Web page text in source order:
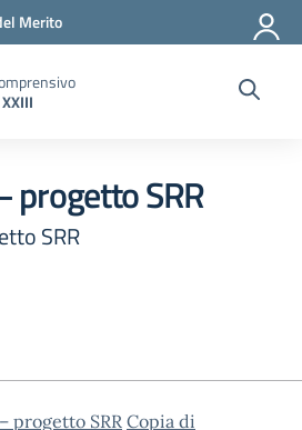
strumenti
Merito
progetto SRR
SRR
progetto SRR Copia di